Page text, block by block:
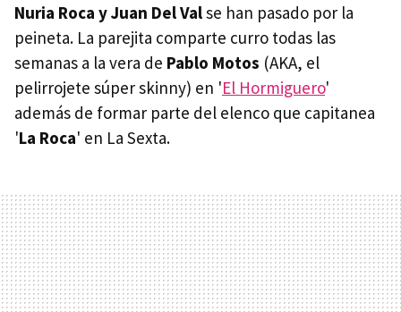
Nuria Roca y Juan Del Valse han pasado por la
peineta. La parejita comparte curro todas las
semanas a la vera de Pablo Motos (AKA, el
pelirrojete súper skinny) en 'El Hormiguero'
además de formar parte del elenco que capitanea
'La Roca' en La Sexta.